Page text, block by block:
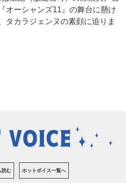
オーシャンズ11』の舞台に懸け
タカラジェンヌの素顔に迫りま
読む ホットボイス一覧へ